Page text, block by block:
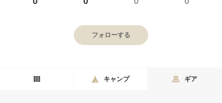
フォローする
キャンプ ギア